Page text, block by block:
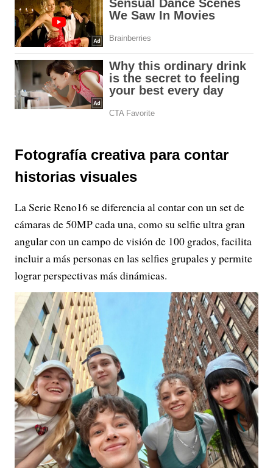
Fotografía creativa para contar
historias visuales
La Serie Reno16 se diferencia al contar con un set de
cámaras de 50MP cada una, como su selfie ultra gran
angular con un campo de visión de 100 grados, facilita
incluir a más personas en las selfies grupales y permite
lograr perspectivas más dinámicas.